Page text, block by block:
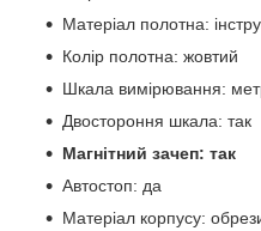
Матеріал полотна:
Колір полотна: жовтий
Шкала вимірювання:
Двостороння шкала: так
Магнітний зачеп: так
Автостоп: да
Матеріал корпусу: